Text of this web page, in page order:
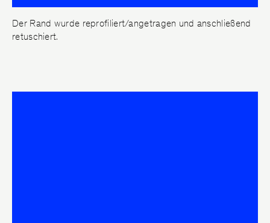
Der Rand wurde reprofiliert/angetragen und anschließend
retuschiert.